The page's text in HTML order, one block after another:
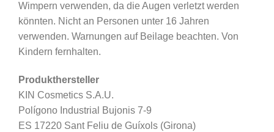
Wimpern verwenden, da die Augen verletzt werden
könnten. Nicht an Personen unter 16 Jahren
verwenden. Warnungen auf Beilage beachten. Von
Kindern fernhalten.
Produkthersteller
KIN Cosmetics S.A.U.
Polígono Industrial Bujonis 7-9
ES 17220 Sant Feliu de Guíxols (Girona)